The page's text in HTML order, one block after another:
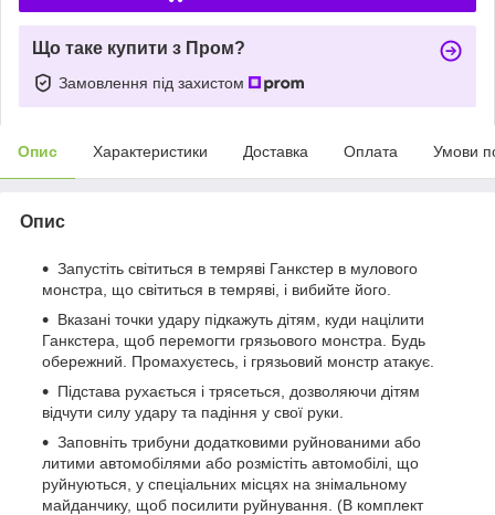
Що таке купити з Пром?
Замовлення під захистом
Опис Характеристики Доставка Оплата Умови
Опис
Запустіть світиться в темряві Ганкстер в мулового
монстра, що світиться в темряві, і вибийте його.
Вказані точки удару підкажуть дітям, куди націлити
Ганкстера, щоб перемогти грязьового монстра. Будь
обережний. Промахуєтесь, і грязьовий монстр атакує.
Підстава рухається і трясеться, дозволяючи дітям
відчути силу удару та падіння у свої руки.
Заповніть трибуни додатковими руйнованими або
литими автомобілями або розмістіть автомобілі, що
руйнуються, у спеціальних місцях на знімальному
майданчику, щоб посилити руйнування. (В комплект